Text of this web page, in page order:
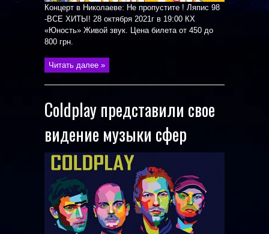
Концерт в Николаеве: Не пропустите ! Ляпис 98
-ВСЕ ХИТЫ! 28 октября 2021г в 19:00 КХ
«Юность» Живой звук. Цена билета от 450 до
800 грн.
Читать далее »
Coldplay представили свое
видение музыки сфер